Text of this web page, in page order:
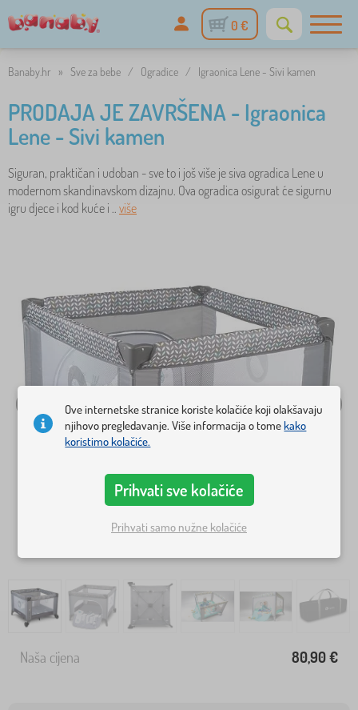
0 €
Banaby.hr » Sve za bebe / Ogradice / Igraonica Lene - Sivi kamen
PRODAJA JE ZAVRŠENA - Igraonica
Lene - Sivi kamen
Siguran, praktičan i udoban - sve to i još više je siva ogradica Lene u
modernom skandinavskom dizajnu. Ova ogradica osigurat će sigurnu
igru djece i kod kuće i .. više
Naša cijena 80,90 €
Ove internetske stranice koriste kolačiće koji olakšavaju
njihovo pregledavanje. Više informacija o tomekako
koristimo kolačiće.
Prihvati sve kolačiće
Prihvati samo nužne kolačiće